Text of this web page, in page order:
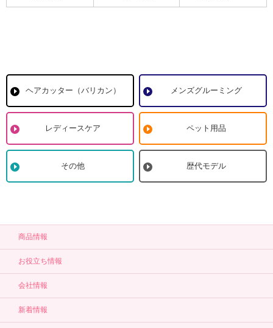
ヘアカッター（バリカン） メンズグルーミング
レディースケア ペット用品
その他 歴代モデル
商品情報
お役立ち情報
会社情報
新着情報